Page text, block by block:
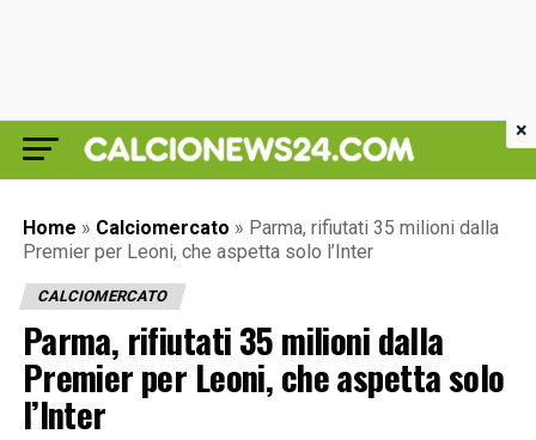
Home » Calciomercato » Parma, rifiutati 35 milioni dalla
Premier per Leoni, che aspetta solo l’Inter
CALCIOMERCATO
Parma, rifiutati 35 milioni dalla
Premier per Leoni, che aspetta solo
l’Inter
×